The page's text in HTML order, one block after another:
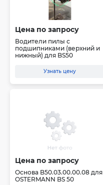
Цена по запросу
Водители пилы с
подшипниками (верхний и
нижный) для BS50
Узнать цену
Цена по запросу
Основа B50.03.00.00.08 для
OSTERMANN BS 50